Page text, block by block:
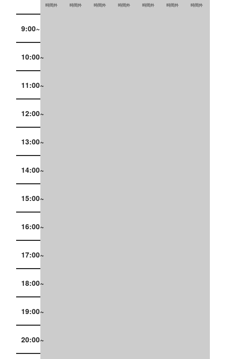
時間外 時間外 時間外 時間外 時間外 時間外 時間外
9:00~
10:00~
11:00~
12:00~
13:00~
14:00~
15:00~
16:00~
17:00~
18:00~
19:00~
20:00~